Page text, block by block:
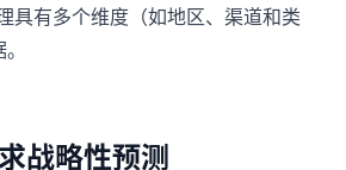
具有多个维度（如地区、渠道和类
战略性预测